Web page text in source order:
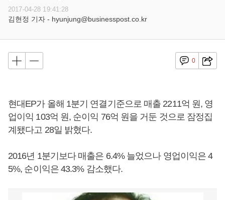
2017-04-28 19:41:28
김현정 기자 - hyunjung@businesspost.co.kr
0
현대EP가 올해 1분기 연결기준으로 매출 2211억 원, 영
업이익 103억 원, 순이익 76억 원을 거둔 것으로 잠정집
계됐다고 28일 밝혔다.
2016년 1분기보다 매출은 6.4% 늘었으나 영업이익은 4
5%, 순이익은 43.3% 감소했다.